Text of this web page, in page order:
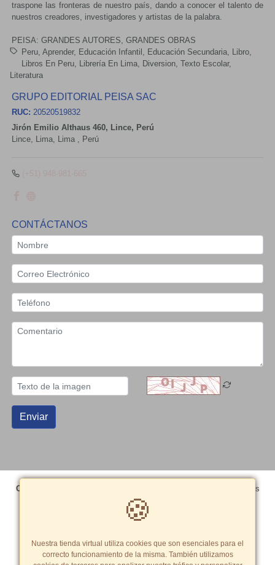
traspone las fronteras de nuestro país, dando a conocer el talento de
nuestros creadores, investigadores y artistas de la palabra.
PEISA: GRANDES AUTORES, GRANDES OBRAS
Peru Aprender Educación Infantil Educación Secundaria
Libro
Libros En Peru
Librería En Lima Diversion Texto Escolar
Literatura
GRUPO EDITORIAL PEISA SAC
RUC: 20520519832
Jirón Emilio Althaus 460, Lince, Perú
Lince, Lima, Lima , Perú
CONTÁCTANOS
Enviar
Copyright© 2026 Grupo Editorial Peisa SAC
- Todos los derechos
reservados
Términos y Condiciones|
Tarifas y zonas de reparto
🍪
Nuestra tienda virtual utiliza cookies que son esenciales para el
correcto funcionamiento de la misma. También utilizamos